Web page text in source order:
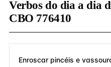
Verbos do dia a dia
CBO 776410
Enroscar pincéis e